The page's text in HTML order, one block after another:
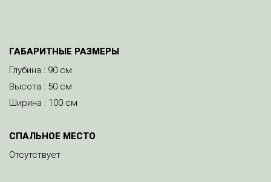
ГАБАРИТНЫЕ РАЗМЕРЫ
Глубина : 90 см
Высота : 50 см
Ширина : 100 см
СПАЛЬНОЕ МЕСТО
Отсутствует